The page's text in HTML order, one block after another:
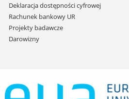
Deklaracja dostępności cyfrowej
Rachunek bankowy UR
Projekty badawcze
Darowizny